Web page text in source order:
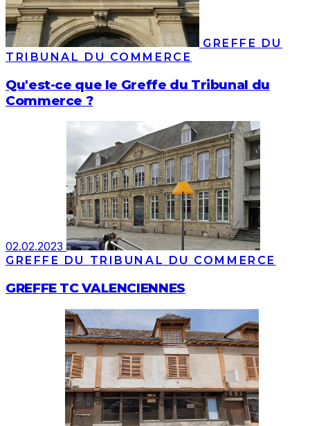
GREFFE DU
TRIBUNAL DU COMMERCE
Qu'est-ce que le Greffe du Tribunal du
Commerce ?
02.02.2023
GREFFE DU TRIBUNAL DU COMMERCE
GREFFE TC VALENCIENNES